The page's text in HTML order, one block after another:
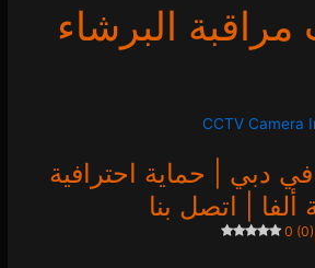
مراقبة البرشاء
تركيب CCTV في دبي | حماية احترافية
ألفا | اتصل بنا
0 (0)